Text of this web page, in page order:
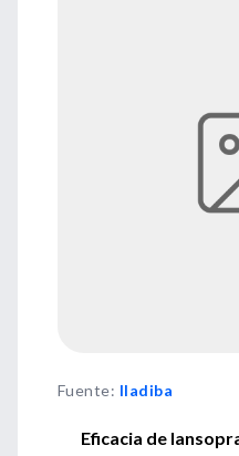
Fuente: Iladiba
Eficacia de